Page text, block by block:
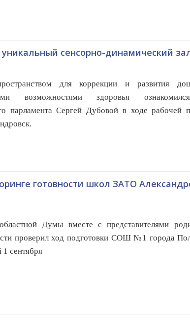
сенсорно-динамический
для коррекции и развития
возможностями здоровья
парламента Сергей Дубовой в ходе рабочей
готовности школ ЗАТО
Думы вместе с представителями
проверил ход подготовки СОШ №1 города
1 сентября